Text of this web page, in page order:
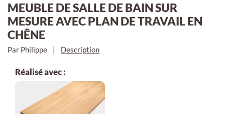
MEUBLE DE SALLE DE BAIN SUR
MESURE AVEC PLAN DE TRAVAIL EN
CHÊNE
Par Philippe | Description
Réalisé avec :